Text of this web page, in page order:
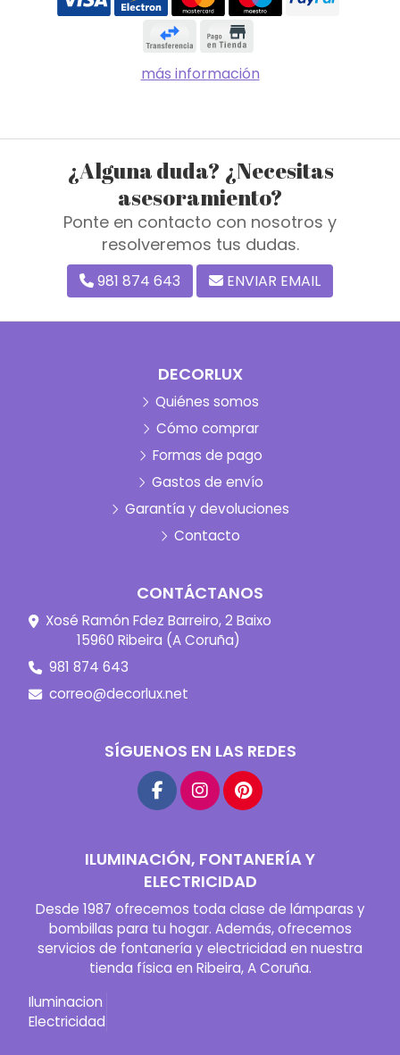
más información
¿Alguna duda? ¿Necesitas
asesoramiento?
Ponte en contacto con nosotros y
resolveremos tus dudas.
981 874 643 ENVIAR EMAIL
DECORLUX
Quiénes somos
Cómo comprar
Formas de pago
Gastos de envío
Garantía y devoluciones
Contacto
CONTÁCTANOS
Xosé Ramón Fdez Barreiro, 2 Baixo
15960 Ribeira (A Coruña)
981 874 643
correo@decorlux.net
SÍGUENOS EN LAS REDES
ILUMINACIÓN, FONTANERÍA Y
ELECTRICIDAD
Desde 1987 ofrecemos toda clase de lámparas y
bombillas para tu hogar. Además, ofrecemos
servicios de fontanería y electricidad en nuestra
tienda física en Ribeira, A Coruña.
Iluminacion
Electricidad